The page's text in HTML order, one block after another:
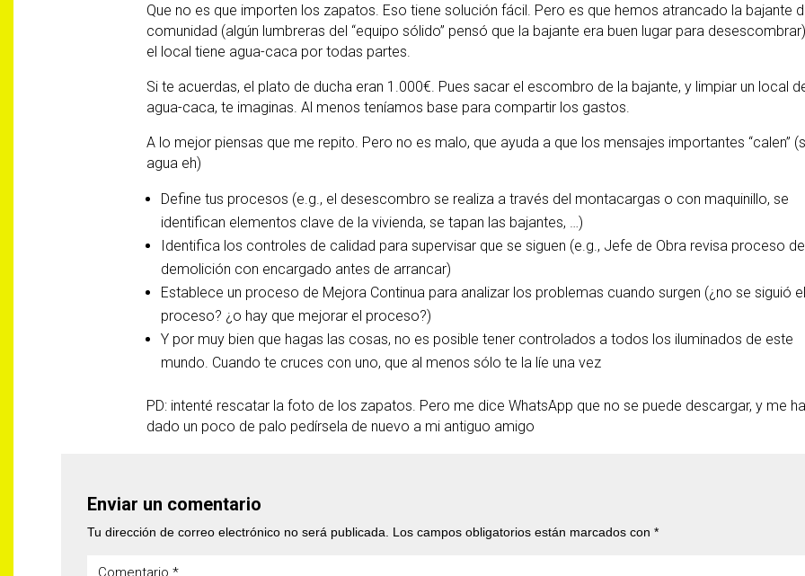
Que no es que importen los zapatos. Eso tiene solución fácil. Pero es que hemos atrancado la bajante
comunidad (algún lumbreras del “equipo sólido” pensó que la bajante era buen lugar para
el local tiene agua-caca por todas partes.
Si te acuerdas, el plato de ducha eran 1.000€. Pues sacar el escombro de la bajante, y limpiar un local
agua-caca, te imaginas. Al menos teníamos base para compartir los gastos.
A lo mejor piensas que me repito. Pero no es malo, que ayuda a que los mensajes importantes “calen”
agua eh)
Define tus procesos (e.g., el desescombro se realiza a través del montacargas o con maquinillo, se
identifican elementos clave de la vivienda, se tapan las bajantes, …)
Identifica los controles de calidad para supervisar que se siguen (e.g., Jefe de Obra revisa proceso de
demolición con encargado antes de arrancar)
Establece un proceso de Mejora Continua para analizar los problemas cuando surgen (¿no se siguió el
proceso? ¿o hay que mejorar el proceso?)
Y por muy bien que hagas las cosas, no es posible tener controlados a todos los iluminados de este
mundo. Cuando te cruces con uno, que al menos sólo te la líe una vez
PD: intenté rescatar la foto de los zapatos. Pero me dice WhatsApp que no se puede descargar, y me ha
dado un poco de palo pedírsela de nuevo a mi antiguo amigo
Enviar un comentario
Tu dirección de correo electrónico no será publicada. Los campos obligatorios están marcados con *